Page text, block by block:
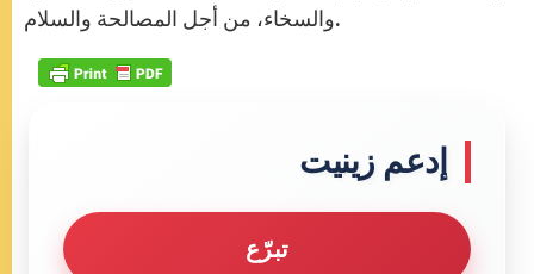
والسخاء، من أجل المصالحة والسلام.
إدعم زينيت
تبرّع